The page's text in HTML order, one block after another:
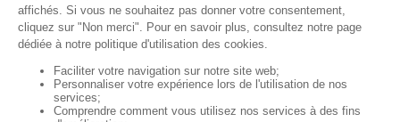
charge de leurs frais de santé, les étudiants
étrangers, hors Union européenne, Suisse et
etranger.ameli.fr.